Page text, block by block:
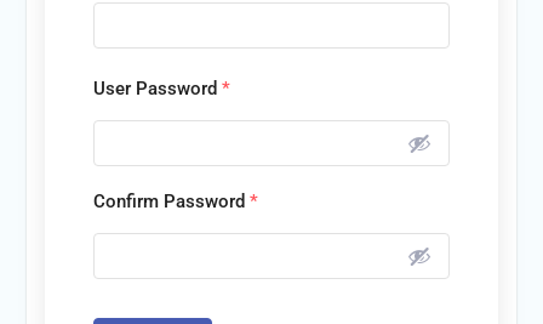
User Password *
Confirm Password *